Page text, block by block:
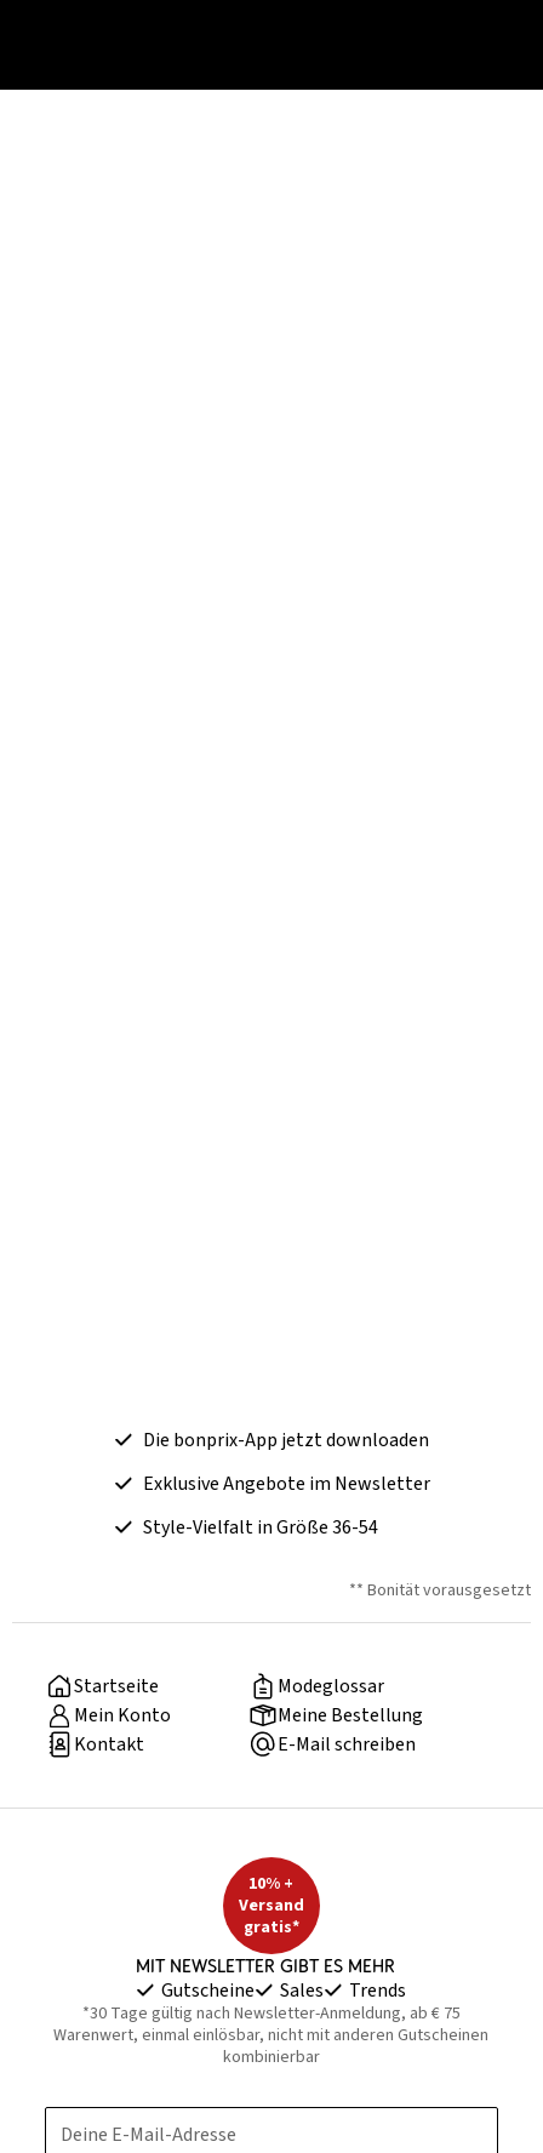
Die bonprix-App jetzt downloaden
Exklusive Angebote im Newsletter
Style-Vielfalt in Größe 36-54
** Bonität vorausgesetzt
Startseite
Modeglossar
Mein Konto
Meine Bestellung
Kontakt
E-Mail schreiben
10% +
Versand
gratis*
Mit Newsletter gibt es mehr
Gutscheine Sales Trends
*30 Tage gültig nach Newsletter-Anmeldung, ab € 75
Warenwert, einmal einlösbar, nicht mit anderen Gutscheinen
kombinierbar
Deine E-Mail-Adresse